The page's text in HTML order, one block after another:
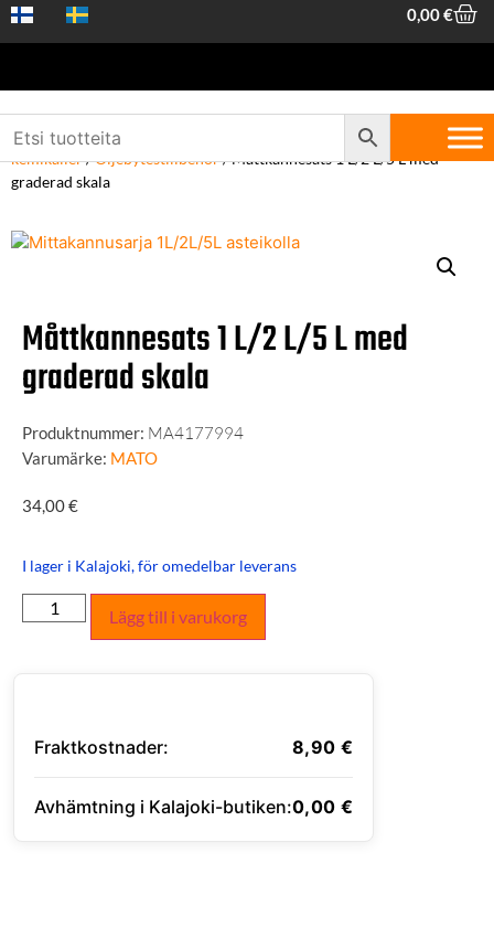
0,00€
Hem /Maskiner och verktyg
kemikalier/Oljebytestillbehör/ Måttkannesats 1 L/2 L/5 L med
graderad skala
Måttkannesats 1 L/2 L/5 L med
graderad skala
Produktnummer: MA4177994
Varumärke: MATO
34,00€
I lager i Kalajoki, för omedelbar leverans
Lägg till i varukorg
Fraktkostnader: 8,90 €
Avhämtning i Kalajoki-butiken:0,00 €